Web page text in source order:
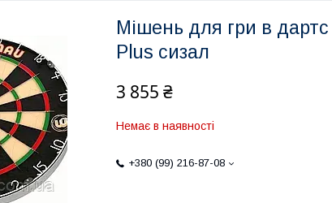
Мішень для гри в
Plus сизал
3 855 ₴
Немає в наявності
+380 (99) 216-87-08